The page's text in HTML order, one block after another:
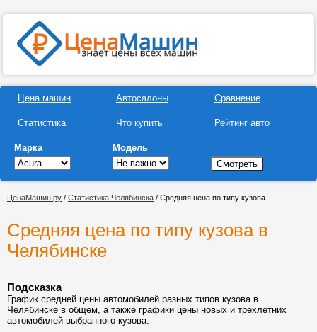
Цена машин
Статистика
Автосалоны
Что купить
Сравнение
Рейтинг авто
Марка Модель
ЦенаМашин.ру / Статистика Челябинска / Средняя цена по типу кузова
Средняя цена по типу кузова в
Челябинске
Подсказка
График средней цены автомобилей разных типов кузова в
Челябинске в общем, а также графики цены новых и трехлетних
автомобилей выбранного кузова.